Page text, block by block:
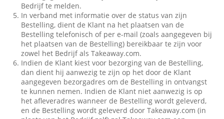
Bedrijf te melden.
In verband met informatie over de status van zijn
Bestelling, dient de Klant na het plaatsen van de
Bestelling telefonisch of per e-mail (zoals aangegeven bij
het plaatsen van de Bestelling) bereikbaar te zijn voor
zowel het Bedrijf als Takeaway.com.
Indien de Klant kiest voor bezorging van de Bestelling,
dan dient hij aanwezig te zijn op het door de Klant
aangegeven bezorgadres om de Bestelling in ontvangst
te kunnen nemen. Indien de Klant niet aanwezig is op
het afleveradres wanneer de Bestelling wordt geleverd,
en de Bestelling wordt geleverd door Takeaway.com (in